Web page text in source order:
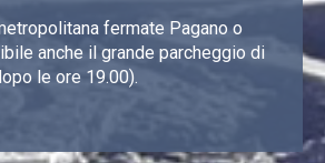
fermate Pagano o
anche il grande parcheggio di
le ore 19.00).